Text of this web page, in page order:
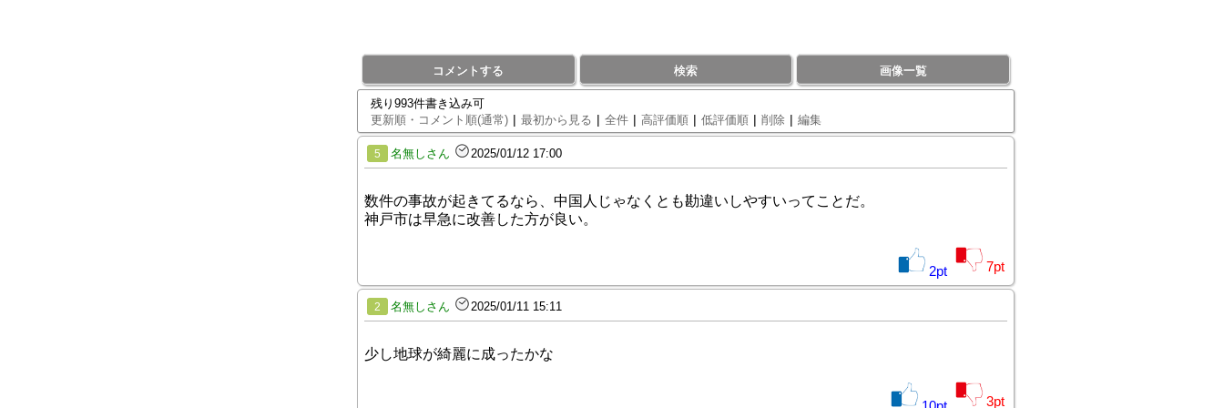
コメントする 検索 画像一覧
残り993件書き込み可
更新順・コメント順(通常) | 最初から見る | 全件 | 高評価順 | 低評価順 | 削除 | 編集
5 名無しさん 2025/01/12 17:00
数件の事故が起きてるなら、中国人じゃなくとも勘違いしやすいってことだ。
神戸市は早急に改善した方が良い。
2pt 7pt
2 名無しさん 2025/01/11 15:11
少し地球が綺麗に成ったかな
3pt